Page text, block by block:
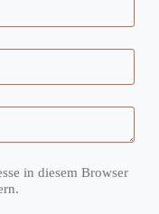
in diesem Browser